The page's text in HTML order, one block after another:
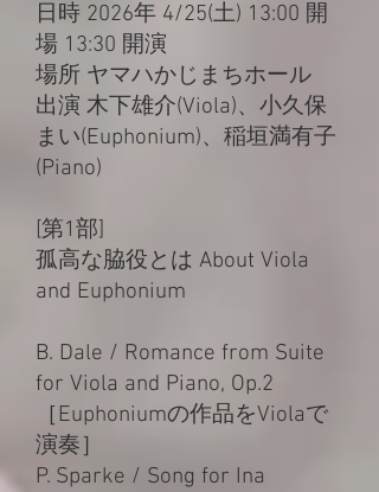
日時 2026年 4/25(土) 13:00 開
場 13:30 開演
場所 ヤマハかじまちホール
出演 木下雄介(Viola)、小久保
まい(Euphonium)、稲垣満有子
(Piano)
[第1部]
孤高な脇役とは About Viola
and Euphonium
B. Dale / Romance from Suite
for Viola and Piano, Op.2
［Euphoniumの作品をViolaで
演奏］
P. Sparke / Song for Ina